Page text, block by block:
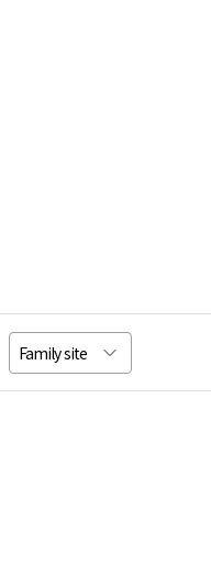
Family site